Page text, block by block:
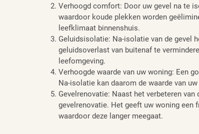
Verhoogd comfort: Door uw gevel na te
waardoor koude plekken worden
leefklimaat binnenshuis.
Geluidsisolatie: Na-isolatie van de gevel
geluidsoverlast van buitenaf te
leefomgeving.
Verhoogde waarde van uw woning: Een
Na-isolatie kan daarom de waarde van
Gevelrenovatie: Naast het verbeteren
gevelrenovatie. Het geeft uw woning een
waardoor deze langer meegaat.